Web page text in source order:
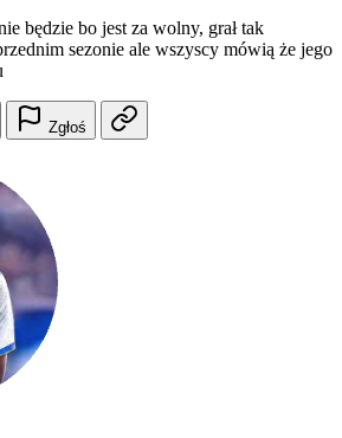
będzie bo jest za wolny, grał tak
sezonie ale wszyscy mówią że jego
Zgłoś